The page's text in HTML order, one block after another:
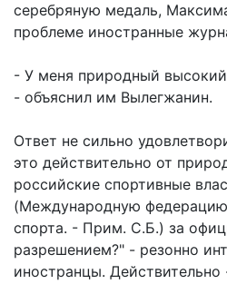
серебряную медаль,
проблеме иностранные
- У меня природный высокий
- объяснил им Вылегжанин.
Ответ не сильно
это действительно от
российские спортивные
(Международную
спорта. - Прим. С.Б.) за
разрешением?" - резонно
иностранцы. Действительно